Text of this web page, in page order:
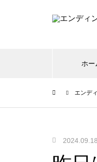
ホー
エンデ
2024.09.18